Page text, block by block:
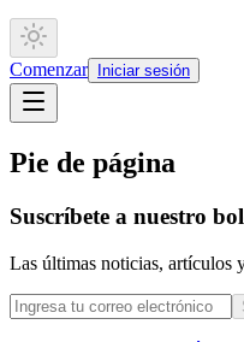
Comenzar Iniciar sesión
Pie de página
Suscríbete a nuestro
Las últimas noticias, artículos